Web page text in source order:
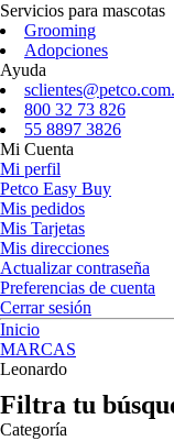
Servicios para mascotas
Grooming
Adopciones
Ayuda
800 32 73 826
55 8897 3826
Mi Cuenta
Mi perfil
Petco Easy Buy
Mis pedidos
Mis Tarjetas
Mis direcciones
Actualizar contraseña
Preferencias de cuenta
Cerrar sesión
Inicio
MARCAS
Leonardo
Filtra tu
Categoría